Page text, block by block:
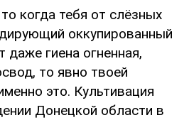
когда тебя от слёзных
оккупированный
даже гиена огненная,
то явно твоей
это. Культивация
Донецкой области в